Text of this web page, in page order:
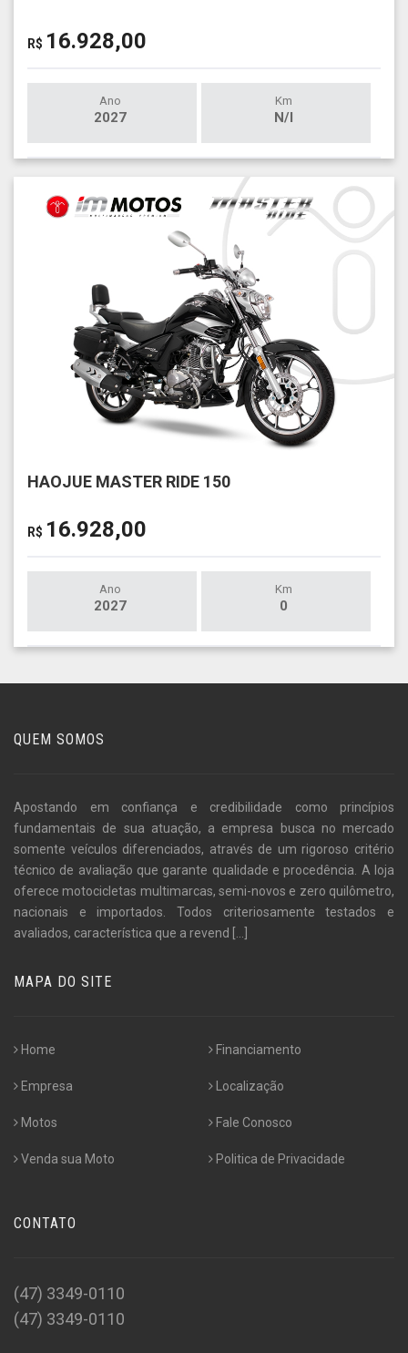
R$ 16.928,00
Ano
2027
Km
N/I
HAOJUE MASTER RIDE 150
R$ 16.928,00
Ano
2027
Km
0
QUEM SOMOS
Apostando em confiança e credibilidade como princípios
fundamentais de sua atuação, a empresa busca no mercado
somente veículos diferenciados, através de um rigoroso critério
técnico de avaliação que garante qualidade e procedência. A loja
oferece motocicletas multimarcas, semi-novos e zero quilômetro,
nacionais e importados. Todos criteriosamente testados e
avaliados, característica que a revend
MAPA DO SITE
Home
Empresa
Motos
Venda sua Moto
Financiamento
Localização
Fale Conosco
Politica de Privacidade
CONTATO
(47) 3349-0110
(47) 3349-0110